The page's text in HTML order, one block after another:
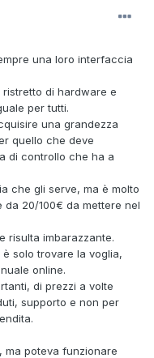
una loro interfaccia
di hardware e
per tutti.
una grandezza
quello che deve
di controllo che ha a
che gli serve, ma è molto
20/100€ da mettere nel
risulta imbarazzante.
solo trovare la voglia,
online.
di prezzi a volte
supporto e non per
ma poteva funzionare